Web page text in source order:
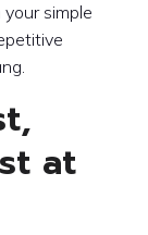
simple
at